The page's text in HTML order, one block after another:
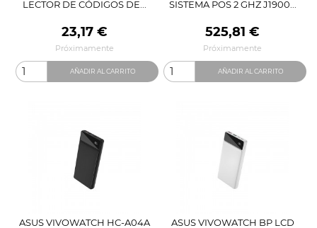
LECTOR DE CÓDIGOS DE...
Precio
23,17 €
Próximamente
AÑADIR AL CARRITO
SISTEMA POS 2 GHZ J1900...
Precio
525,81 €
Próximamente
AÑADIR AL CARRITO
ASUS VIVOWATCH HC-A04A
ASUS VIVOWATCH BP LCD